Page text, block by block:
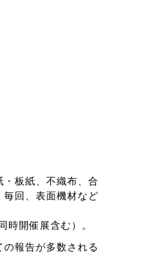
・板紙、不織布、合
回、表面機材など
開催展含む）。
報告が多数される